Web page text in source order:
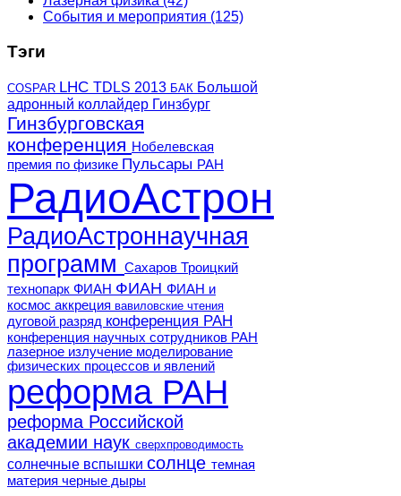
События и мероприятия (125)
Тэги
COSPAR LHC TDLS 2013 БАК Большой
адронный коллайдер Гинзбург
Гинзбурговская
конференция Нобелевская
премия по физике Пульсары РАН
РадиоАстрон
РадиоАстроннаучная
программ
Сахаров Троицкий
технопарк ФИАН ФИАН ФИАН и
космос аккреция вавиловские чтения
дуговой разряд конференция РАН
конференция научных сотрудников РАН
лазерное излучение моделирование
физических процессов и явлений
реформа РАН
реформа Российской
академии наук сверхпроводимость
солнечные вспышки солнце темная
материя черные дыры